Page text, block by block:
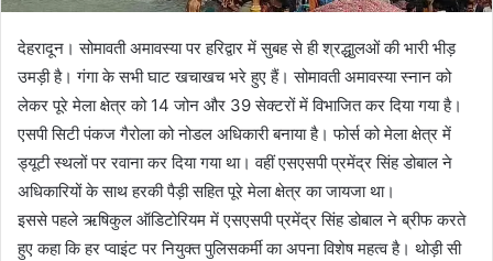
देहरादून। सोमावती अमावस्या पर हरिद्वार में सुबह से ही श्रद्धाुलओं की भारी भीड़
उमड़ी है। गंगा के सभी घाट खचाखच भरे हुए हैं। सोमावती अमावस्या स्नान को
लेकर पूरे मेला क्षेत्र को 14 जोन और 39 सेक्टरों में विभाजित कर दिया गया है।
एसपी सिटी पंकज गैरोला को नोडल अधिकारी बनाया है। फोर्स को मेला क्षेत्र में
ड्यूटी स्थलों पर रवाना कर दिया गया था। वहीं एसएसपी प्रमेंद्र सिंह डोबाल ने
अधिकारियों के साथ हरकी पैड़ी सहित पूरे मेला क्षेत्र का जायजा था।
इससे पहले ऋषिकुल ऑडिटोरियम में एसएसपी प्रमेंद्र सिंह डोबाल ने ब्रीफ करते
हुए कहा कि हर प्वाइंट पर नियुक्त पुलिसकर्मी का अपना विशेष महत्व है। थोड़ी सी